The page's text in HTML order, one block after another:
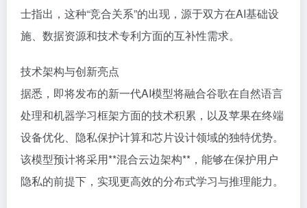
士指出，这种“竞合关系”的出现，源于双方在AI基础设
施、数据资源和技术专利方面的互补性需求。
技术架构与创新亮点
据悉，即将发布的新一代AI模型将融合谷歌在自然语言
处理和机器学习框架方面的技术积累，以及苹果在终端
设备优化、隐私保护计算和芯片设计领域的独特优势。
该模型预计将采用**混合云边架构**，能够在保护用户
隐私的前提下，实现更高效的分布式学习与推理能力。